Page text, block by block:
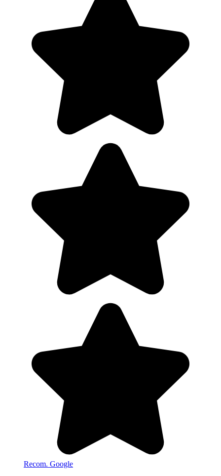
Recom. Google